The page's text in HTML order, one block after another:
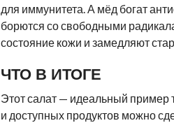
для иммунитета. А мёд богат
борются со свободными
состояние кожи и замедляют
ЧТО В ИТОГЕ
Этот салат — идеальный пример
и доступных продуктов можно